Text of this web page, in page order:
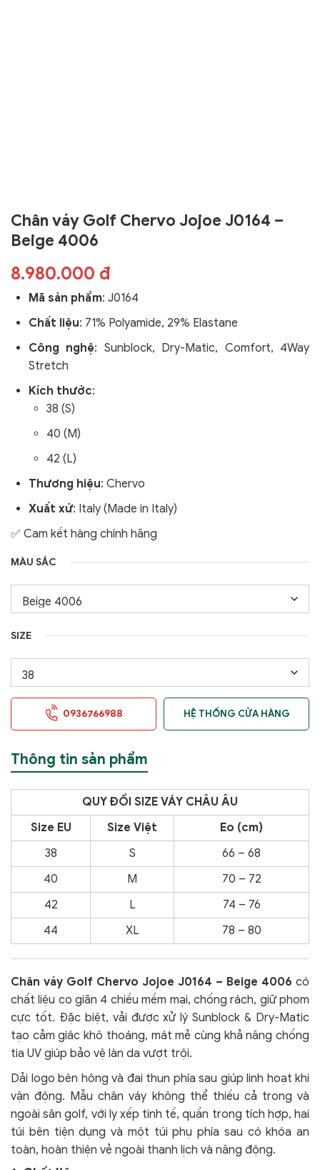
Chân váy Golf Chervo Jojoe J0164 –
Beige 4006
8.980.000 đ
Mã sản phẩm: J0164
Chất liệu: 71% Polyamide, 29% Elastane
Công nghệ: Sunblock, Dry-Matic, Comfort, 4Way
Stretch
Kích thước:
38 (S)
40 (M)
42 (L)
Thương hiệu: Chervo
Xuất xứ: Italy (Made in Italy)
✅ Cam kết hàng chính hãng
MÀU SẮC
SIZE
0936766988 HỆ THỐNG CỬA HÀNG
Thông tin sản phẩm
QUY ĐỔI SIZE VÁY CHÂU ÂU
Size EU
Size Việt
Eo (cm)
38
S
66 – 68
40
M
70 – 72
42
L
74 – 76
44
XL 78 – 80
Chân váy Golf Chervo Jojoe J0164 – Beige 4006 có
chất liệu co giãn 4 chiều mềm mại, chống rách, giữ phom
cực tốt. Đặc biệt, vải được xử lý Sunblock & Dry-Matic
tạo cảm giác khô thoáng, mát mẻ cùng khả năng chống
tia UV giúp bảo vệ làn da vượt trội.
Dải logo bên hông và đai thun phía sau giúp linh hoạt khi
vận động. Mẫu chân váy không thể thiếu cả trong và
ngoài sân golf, với ly xếp tinh tế, quần trong tích hợp, hai
túi bên tiện dụng và một túi phụ phía sau có khóa an
toàn, hoàn thiện vẻ ngoài thanh lịch và năng động.